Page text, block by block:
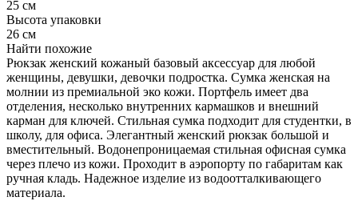
25 см
Высота упаковки
26 см
Найти похожие
Рюкзак женский кожаный базовый аксессуар для любой
женщины, девушки, девочки подростка. Сумка женская на
молнии из премиальной эко кожи. Портфель имеет два
отделения, несколько внутренних кармашков и внешний
карман для ключей. Стильная сумка подходит для студентки, в
школу, для офиса. Элегантный женский рюкзак большой и
вместительный. Водонепроницаемая стильная офисная сумка
через плечо из кожи. Проходит в аэропорту по габаритам как
ручная кладь. Надежное изделие из водоотталкивающего
материала.